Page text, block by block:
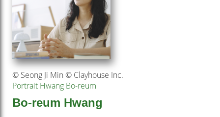
© Seong Ji Min © Clayhouse Inc.
Portrait Hwang Bo-reum
Bo-reum Hwang